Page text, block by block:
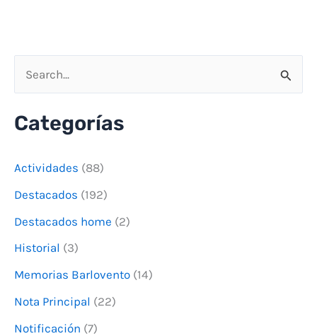
Datos de tripulante
Nombre y apellido tripulante 1
Enviar
s
a
r
p
o
r
:
Categorías
Actividades (88)
Destacados (192)
Destacados home (2)
Historial (3)
Memorias Barlovento (14)
Nota Principal (22)
Notificación (7)